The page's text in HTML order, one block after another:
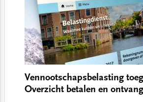
Vennootschapsbelasting
Overzicht betalen en